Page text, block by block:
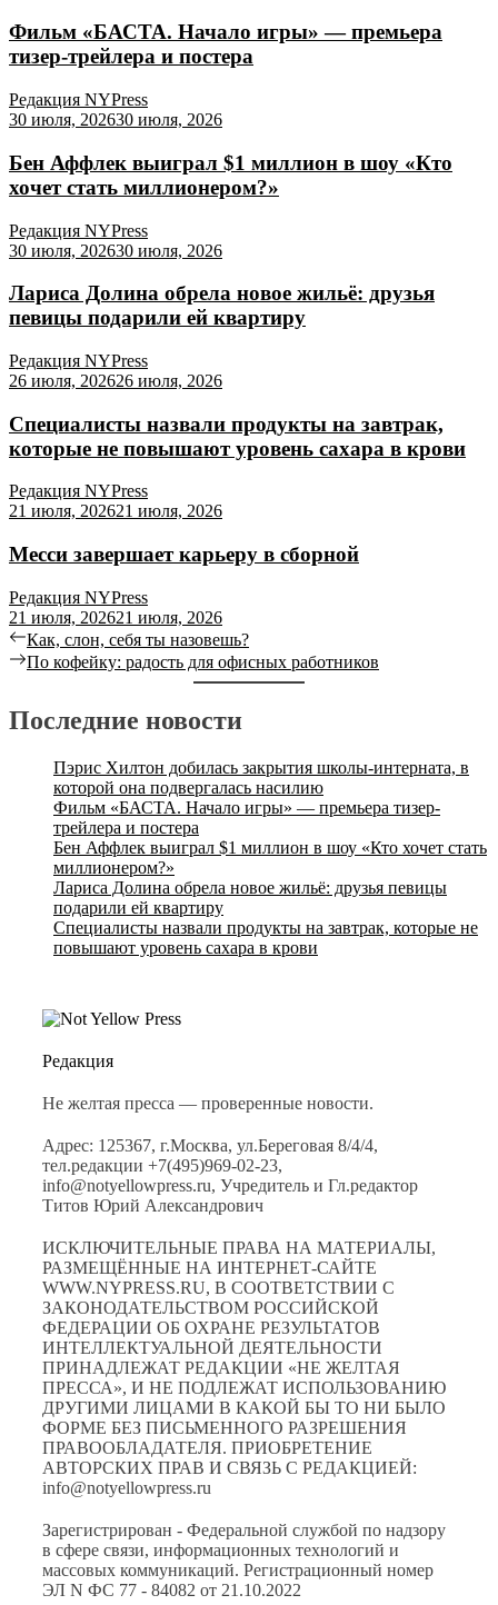
Фильм «БАСТА. Начало игры» — премьера
тизер-трейлера и постера
Редакция NYPress
30 июля, 202630 июля, 2026
Бен Аффлек выиграл $1 миллион в шоу «Кто
хочет стать миллионером?»
Редакция NYPress
30 июля, 202630 июля, 2026
Лариса Долина обрела новое жильё: друзья
певицы подарили ей квартиру
Редакция NYPress
26 июля, 202626 июля, 2026
Специалисты назвали продукты на завтрак,
которые не повышают уровень сахара в крови
Редакция NYPress
21 июля, 202621 июля, 2026
Месси завершает карьеру в сборной
Редакция NYPress
21 июля, 202621 июля, 2026
Как, слон, себя ты назовешь?
По кофейку: радость для офисных работников
Последние новости
Пэрис Хилтон добилась закрытия школы-интерната, в
которой она подвергалась насилию
Фильм «БАСТА. Начало игры» — премьера тизер-
трейлера и постера
Бен Аффлек выиграл $1 миллион в шоу «Кто хочет стать
миллионером?»
Лариса Долина обрела новое жильё: друзья певицы
подарили ей квартиру
Специалисты назвали продукты на завтрак, которые не
повышают уровень сахара в крови
Редакция
Не желтая пресса — проверенные новости.
Адрес: 125367, г.Москва, ул.Береговая 8/4/4,
тел.редакции +7(495)969-02-23,
info@notyellowpress.ru, Учредитель и Гл.редактор
Титов Юрий Александрович
ИСКЛЮЧИТЕЛЬНЫЕ ПРАВА НА МАТЕРИАЛЫ,
РАЗМЕЩЁННЫЕ НА ИНТЕРНЕТ-САЙТЕ
WWW.NYPRESS.RU, В СООТВЕТСТВИИ С
ЗАКОНОДАТЕЛЬСТВОМ РОССИЙСКОЙ
ФЕДЕРАЦИИ ОБ ОХРАНЕ РЕЗУЛЬТАТОВ
ИНТЕЛЛЕКТУАЛЬНОЙ ДЕЯТЕЛЬНОСТИ
ПРИНАДЛЕЖАТ РЕДАКЦИИ «НЕ ЖЕЛТАЯ
ПРЕССА», И НЕ ПОДЛЕЖАТ ИСПОЛЬЗОВАНИЮ
ДРУГИМИ ЛИЦАМИ В КАКОЙ БЫ ТО НИ БЫЛО
ФОРМЕ БЕЗ ПИСЬМЕННОГО РАЗРЕШЕНИЯ
ПРАВООБЛАДАТЕЛЯ. ПРИОБРЕТЕНИЕ
АВТОРСКИХ ПРАВ И СВЯЗЬ С РЕДАКЦИЕЙ:
info@notyellowpress.ru
Зарегистрирован - Федеральной службой по надзору
в сфере связи, информационных технологий и
массовых коммуникаций. Регистрационный номер
ЭЛ N ФС 77 - 84082 от 21.10.2022